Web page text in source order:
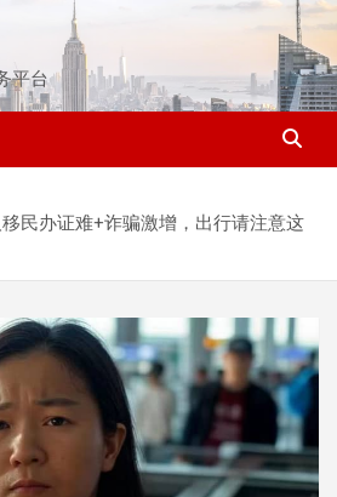
平台
民办证难+诈骗激增，出行请注意这